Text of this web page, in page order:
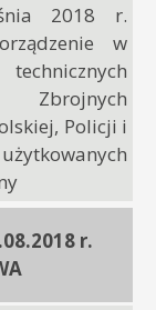
2018 r.
w
Policji i
r.